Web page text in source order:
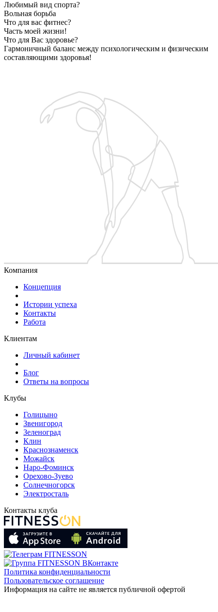
Любимый вид спорта?
Вольная борьба
Что для вас фитнес?
Часть моей жизни!
Что для Вас здоровье?
Гармоничный баланс между психологическим и физическим
составляющими здоровья!
Компания
Концепция
Истории успеха
Контакты
Работа
Клиентам
Личный кабинет
Блог
Ответы на вопросы
Клубы
Голицыно
Звенигород
Зеленоград
Клин
Краснознаменск
Можайск
Наро-Фоминск
Орехово-Зуево
Солнечногорск
Электросталь
Контакты клуба
Политика конфиденциальности
Пользовательское соглашение
Информация на сайте не является публичной офертой